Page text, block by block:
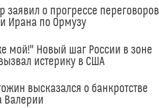
заявил о прогрессе переговоров
Ирана по Ормузу
мой!" Новый шаг России в зоне
истерику в США
высказался о банкротстве
Валерии